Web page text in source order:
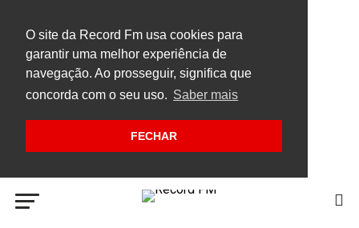
O site da Record Fm usa cookies para
garantir uma melhor experiência de
navegação. Ao prosseguir, significa que
concorda com o seu uso. Saber mais
FECHAR